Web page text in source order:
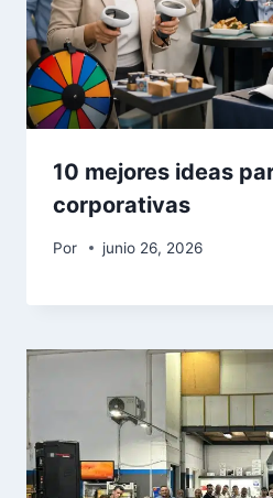
10 mejores ideas
corporativas
Por junio 26, 2026